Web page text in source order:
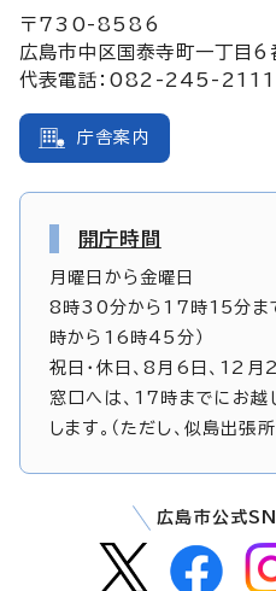
〒730-8586
広島市中区国泰寺町一丁目
代表電話：082-245-2111
庁舎案内
開庁時間
月曜日から金曜日
8時30分から17時15分ま
時から16時45分）
祝日・休日、8月6日、12
窓口へは、17時までにお越
します。（ただし、似島出
広島市公式